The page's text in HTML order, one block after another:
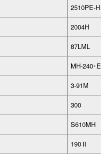
2510PE-H
2004H
87LML
MH-240･E
3-91M
300
S610MH
190Ⅱ